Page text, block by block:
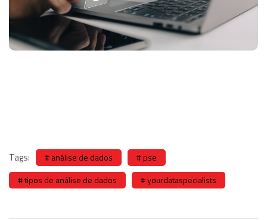
Tags: análise de dados
pse
tipos de análise de dados
yourdataspecialists